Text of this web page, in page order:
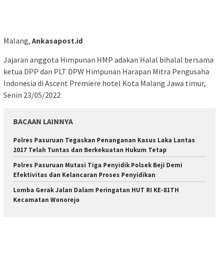
Malang, Ankasapost.id
Jajaran anggota Himpunan HMP adakan Halal bihalal bersama
ketua DPP dan PLT DPW Himpunan Harapan Mitra Pengusaha
Indonesia di Ascent Premiere hotel Kota Malang Jawa timur,
Senin 23/05/2022
BACAAN LAINNYA
Polres Pasuruan Tegaskan Penanganan Kasus Laka Lantas
2017 Telah Tuntas dan Berkekuatan Hukum Tetap
Polres Pasuruan Mutasi Tiga Penyidik Polsek Beji Demi
Efektivitas dan Kelancaran Proses Penyidikan
Lomba Gerak Jalan Dalam Peringatan HUT RI KE-81TH
Kecamatan Wonorejo